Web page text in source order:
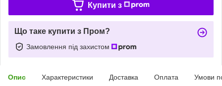
Купити з
Що таке купити з Пром?
Замовлення під захистом
Опис Характеристики Доставка Оплата Умови